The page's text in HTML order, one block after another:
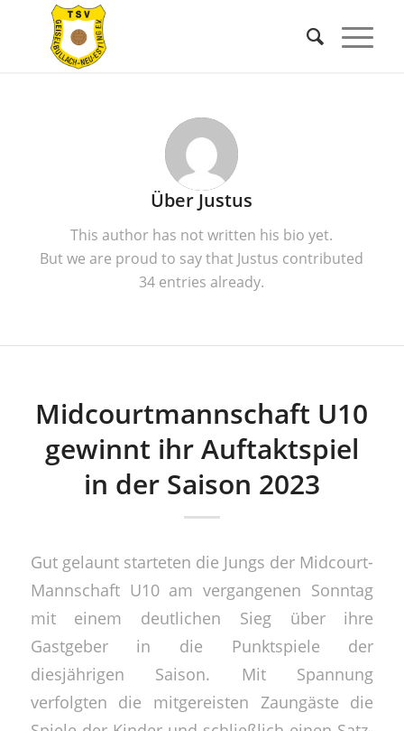
Über Justus
This author has not written his bio yet.
But we are proud to say that Justus contributed
34 entries already.
Midcourtmannschaft U10
gewinnt ihr Auftaktspiel
in der Saison 2023
Gut gelaunt starteten die Jungs der Midcourt-
Mannschaft U10 am vergangenen Sonntag
mit einem deutlichen Sieg über ihre
Gastgeber in die Punktspiele der
diesjährigen Saison. Mit Spannung
verfolgten die mitgereisten Zaungäste die